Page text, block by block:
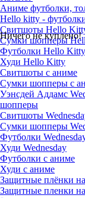
Ничего не куплено!
Аниме футболки,
Hello kitty -
Свитшоты Hello
Сумки шопперы
Футболки Hello Kitty
Худи Hello Kitty
Свитшоты с аниме
Сумки шопперы с
Уэнсдей Аддамс
шопперы
Свитшоты
Сумки шопперы
Футболки
Худи Wednesday
Футболки с аниме
Худи с аниме
Защитные плёнки
Защитные пленки